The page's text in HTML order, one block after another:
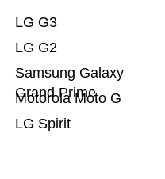
LG Spirit
Motorola Moto G
Samsung Galaxy
Grand Prime
LG G2
LG G3